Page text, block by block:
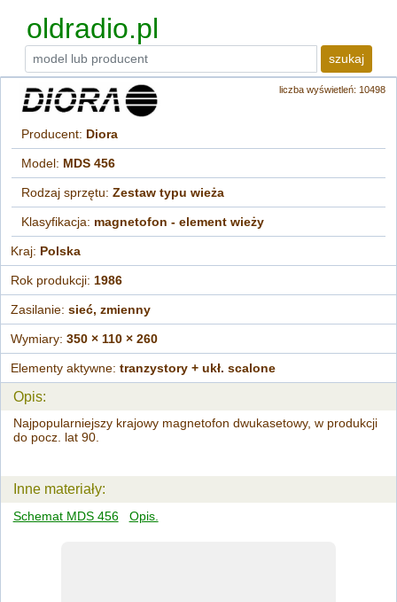
oldradio.pl
szukaj
liczba wyświetleń: 10498
Producent: Diora
Model: MDS 456
Rodzaj sprzętu:Zestaw typu wieża
Klasyfikacja: magnetofon - element wieży
Kraj: Polska
Rok produkcji:1986
Zasilanie:sieć, zmienny
Wymiary:350 × 110 × 260
Elementy aktywne:tranzystory + ukł. scalone
Opis:
Najpopularniejszy krajowy magnetofon dwukasetowy, w produkcji
do pocz. lat 90.
Inne materiały:
Schemat MDS 456 Opis.